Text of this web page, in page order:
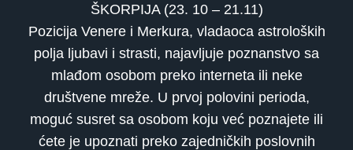
ŠKORPIJA (23. 10 – 21.11)
Pozicija Venere i Merkura, vladaoca astroloških
polja ljubavi i strasti, najavljuje poznanstvo sa
mlađom osobom preko interneta ili neke
društvene mreže. U prvoj polovini perioda,
moguć susret sa osobom koju već poznajete ili
ćete je upoznati preko zajedničkih poslovnih